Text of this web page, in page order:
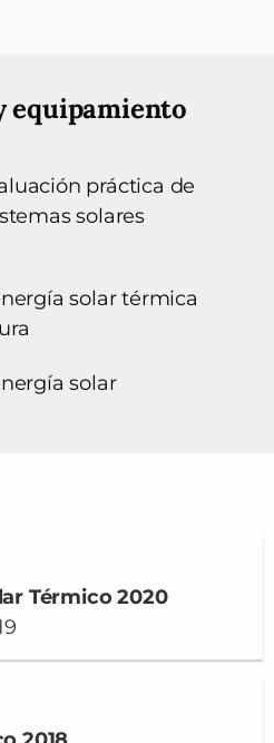
práctica de
solares
solar térmica
solar
Térmico 2020